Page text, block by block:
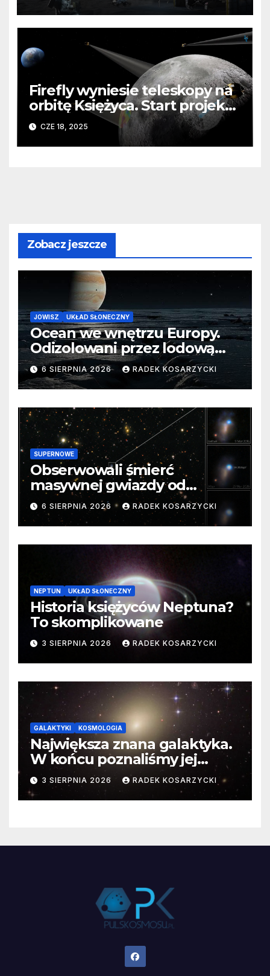
Firefly wyniesie teleskopy na
orbitę Księżyca. Start projektu
Ocula już w 2026
CZE 18, 2025
Zobacz jeszcze
JOWISZ UKŁAD SŁONECZNY
Ocean we wnętrzu Europy.
Odizolowani przez lodową
barierę
6 SIERPNIA 2026 RADEK KOSARZYCKI
SUPERNOWE
Obserwowali śmierć
masywnej gwiazdy od
samego początku. Niezwykle
cenne dane
6 SIERPNIA 2026 RADEK KOSARZYCKI
NEPTUN UKŁAD SŁONECZNY
Historia księżyców Neptuna?
To skomplikowane
3 SIERPNIA 2026 RADEK KOSARZYCKI
GALAKTYKI KOSMOLOGIA
Największa znana galaktyka.
W końcu poznaliśmy jej
faktyczne wymiary
3 SIERPNIA 2026 RADEK KOSARZYCKI